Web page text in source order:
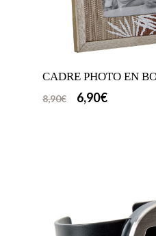
CADRE PHOTO EN
8,90€ 6,90€